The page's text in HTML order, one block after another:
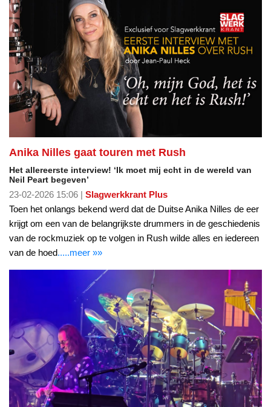
Anika Nilles gaat touren met Rush
Het allereerste interview! ‘Ik moet mij echt in de wereld van
Neil Peart begeven’
23-02-2026 15:06 | Slagwerkkrant Plus
Toen het onlangs bekend werd dat de Duitse Anika Nilles de eer
krijgt om een van de belangrijkste drummers in de geschiedenis
van de rockmuziek op te volgen in Rush wilde alles en iedereen
van de hoed.....meer »»